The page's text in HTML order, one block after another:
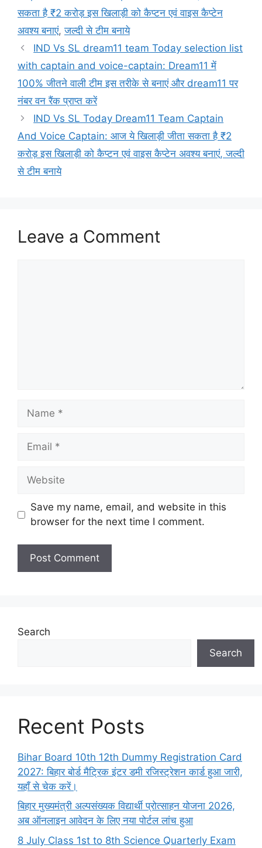
सकता है ₹2 करोड़ इस खिलाड़ी को कैप्टन एवं वाइस कैप्टेन
अवश्य बनाएं,जल्दी से टीम बनाये
IND Vs SL dream11 team Today selection list
with captain and voice-captain: Dream11 में
100% जीतने वाली टीम इस तरीके से बनाएं और dream11 पर
नंबर वन रैंक प्राप्त करें
IND Vs SL Today Dream11 Team Captain
And Voice Captain: आज ये खिलाड़ी जीता सकता है ₹2
करोड़ इस खिलाड़ी को कैप्टन एवं वाइस कैप्टेन अवश्य बनाएं, जल्दी
से टीम बनाये
Leave a Comment
Name
Email
Website
Save my name, email, and website in this
browser for the next time I comment.
Search
Search
Recent Posts
Bihar Board 10th 12th Dummy Registration Card
2027: बिहार बोर्ड मैट्रिक इंटर डमी रजिस्ट्रेशन कार्ड हुआ जारी,
यहाँ से चेक करें।
बिहार मुख्यमंत्री अल्पसंख्यक विद्यार्थी प्रोत्साहन योजना 2026,
अब ऑनलाइन आवेदन के लिए नया पोर्टल लांच हुआ
8 July Class 1st to 8th Science Quarterly Exam